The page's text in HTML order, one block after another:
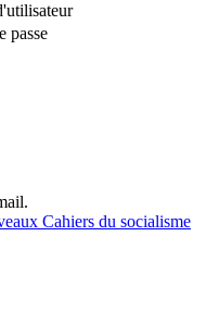
passe
Cahiers du socialisme